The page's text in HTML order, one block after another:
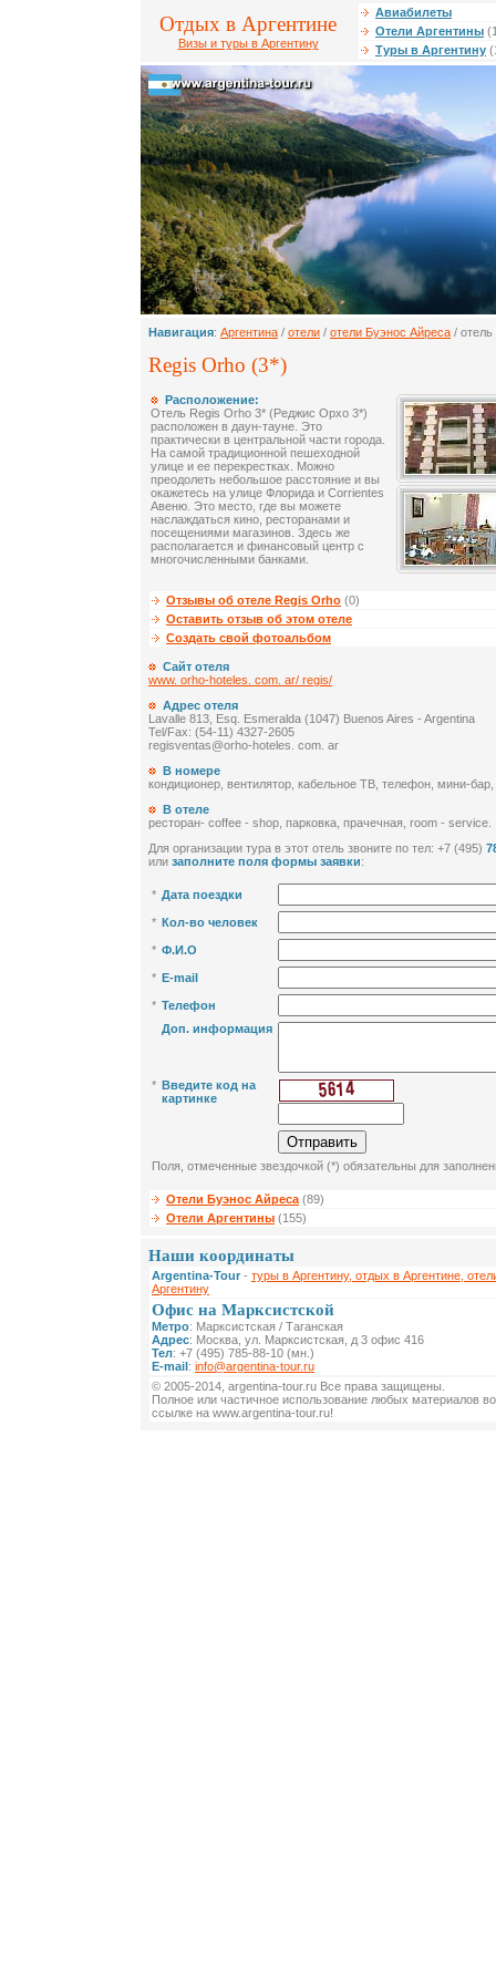
Отдых в Аргентине
Визы и туры в Аргентину
Авиабилеты
Отели Аргентины
Туры в Аргентину
Навигация: Аргентина / отели / отели Буэнос Айреса /
Regis Orho (3*)
Расположение:
Отель Regis Orho 3* (Реджис Орхо 3*)
расположен в даун-тауне. Это
практически в центральной части города.
На самой традиционной пешеходной
улице и ее перекрестках. Можно
преодолеть небольшое расстояние и вы
окажетесь на улице Флорида и Corrientes
Авеню. Это место, где вы можете
наслаждаться кино, ресторанами и
посещениями магазинов. Здесь же
располагается и финансовый центр с
многочисленными банками.
Отзывы об отеле Regis Orho (0)
Оставить отзыв об этом отеле
Создать свой фотоальбом
Сайт отеля
www. orho-hoteles. com. ar/ regis/
Адрес отеля
Lavalle 813, Esq. Esmeralda (1047) Buenos Aires - Argentina
Tel/Fax: (54-11) 4327-2605
regisventas@orho-hoteles. com. ar
В номере
кондиционер, вентилятор, кабельное ТВ, телефон, мини-
В отеле
ресторан- coffee - shop, парковка, прачечная, room - service.
Для организации тура в этот отель звоните по тел: +7 (495)
или заполните поля формы заявки:
* Дата поездки
* Кол-во человек
* Ф.И.О
* E-mail
* Телефон
Доп. информация
* Введите код на
картинке
Поля, отмеченные звездочкой (*) обязательны для
Отели Буэнос Айреса(89)
Отели Аргентины (155)
Наши координаты
Argentina-Tour - туры в Аргентину, отдых в Аргентине,
Аргентину
Офис на Марксистской
Метро: Марксистская / Таганская
Адрес: Москва, ул. Марксистская, д 3 офис 416
Тел: +7 (495) 785-88-10 (мн.)
E-mail: info@argentina-tour.ru
© 2005-2014, argentina-tour.ru Все права защищены.
Полное или частичное использование любых материалов
ссылке на www.argentina-tour.ru!